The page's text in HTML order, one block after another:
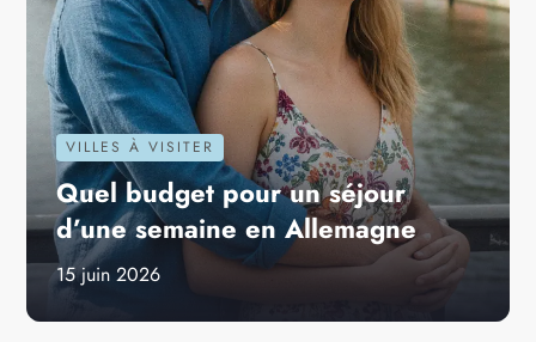
VILLES À VISITER
Quel budget pour un séjour
d’une semaine en Allemagne
15 juin 2026